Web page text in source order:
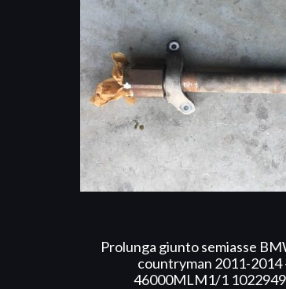
Prolunga giunto semiasse
countryman 2011-2014
46000MLM1/1